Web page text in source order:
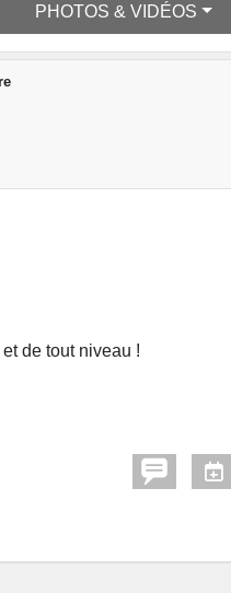
PHOTOS & VIDÉOS
de tout niveau !